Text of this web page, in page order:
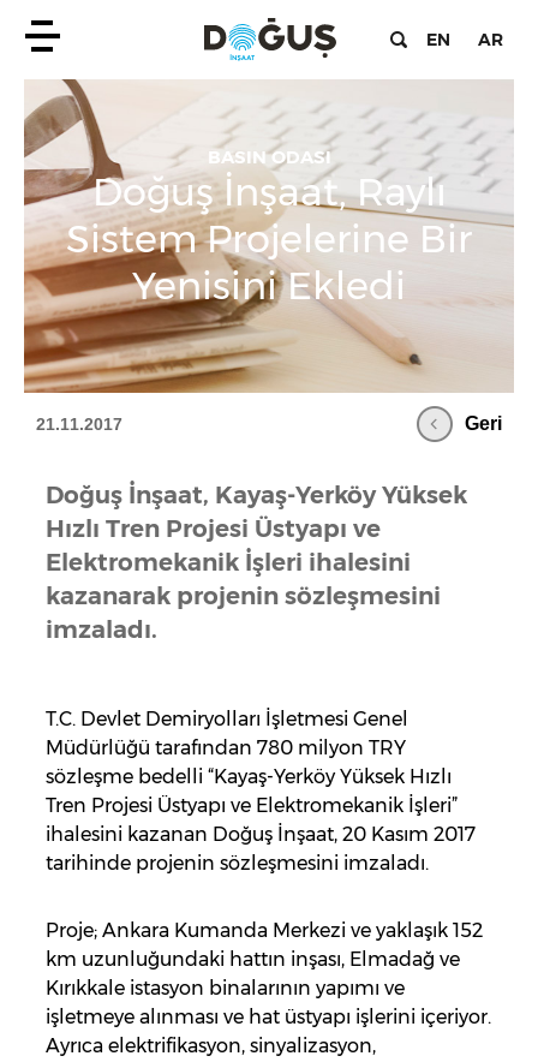
EN AR
BASIN ODASI
Doğuş İnşaat, Raylı
Sistem Projelerine Bir
Yenisini Ekledi
21.11.2017 Geri
Doğuş İnşaat, Kayaş-Yerköy Yüksek
Hızlı Tren Projesi Üstyapı ve
Elektromekanik İşleri ihalesini
kazanarak projenin sözleşmesini
imzaladı.
T.C. Devlet Demiryolları İşletmesi Genel
Müdürlüğü tarafından 780 milyon TRY
sözleşme bedelli “Kayaş-Yerköy Yüksek Hızlı
Tren Projesi Üstyapı ve Elektromekanik İşleri”
ihalesini kazanan Doğuş İnşaat, 20 Kasım 2017
tarihinde projenin sözleşmesini imzaladı.
Proje; Ankara Kumanda Merkezi ve yaklaşık 152
km uzunluğundaki hattın inşası, Elmadağ ve
Kırıkkale istasyon binalarının yapımı ve
işletmeye alınması ve hat üstyapı işlerini içeriyor.
Ayrıca elektrifikasyon, sinyalizasyon,